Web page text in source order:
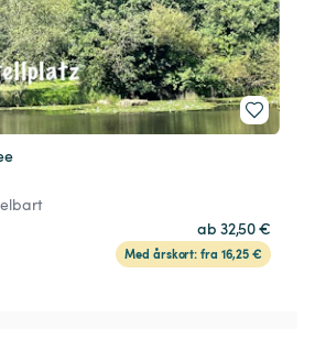
ab 32,50 €
Med årskort: fra 16,25 €